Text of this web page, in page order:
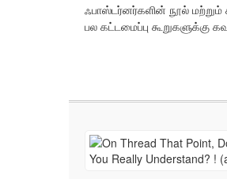
ஃபாஸ்டர்னர்களின் நூல் மற்றும்
பல கட்டமைப்பு கூறுகளுக்கு